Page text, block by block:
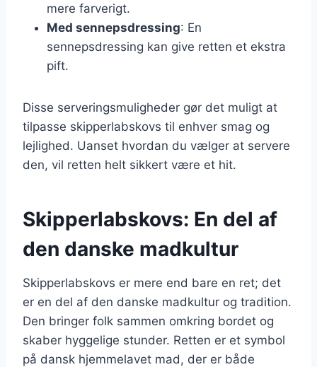
mere farverigt.
Med sennepsdressing: En
sennepsdressing kan give retten et ekstra
pift.
Disse serveringsmuligheder gør det muligt at
tilpasse skipperlabskovs til enhver smag og
lejlighed. Uanset hvordan du vælger at servere
den, vil retten helt sikkert være et hit.
Skipperlabskovs: En del af
den danske madkultur
Skipperlabskovs er mere end bare en ret; det
er en del af den danske madkultur og tradition.
Den bringer folk sammen omkring bordet og
skaber hyggelige stunder. Retten er et symbol
på dansk hjemmelavet mad, der er både